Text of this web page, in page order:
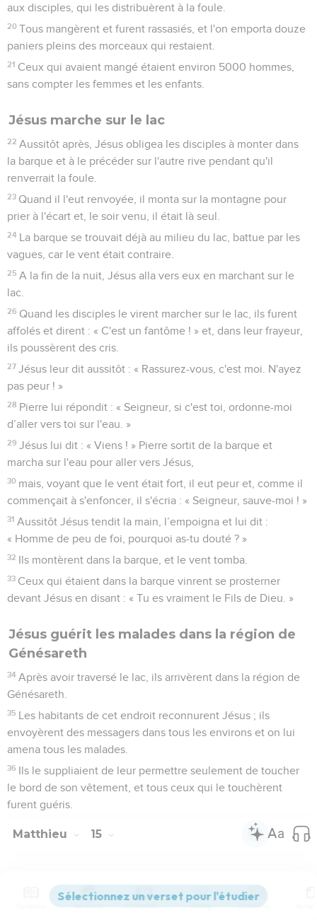
aux disciples, qui les distribuèrent à la foule.
20 Tous mangèrent et furent rassasiés, et l'on emporta douze
paniers pleins des morceaux qui restaient.
21 Ceux qui avaient mangé étaient environ 5000 hommes,
sans compter les femmes et les enfants.
Jésus marche sur le lac
22 Aussitôt après, Jésus obligea les disciples à monter dans
la barque et à le précéder sur l'autre rive pendant qu'il
renverrait la foule.
23 Quand il l'eut renvoyée, il monta sur la montagne pour
prier à l'écart et, le soir venu, il était là seul.
24 La barque se trouvait déjà au milieu du lac, battue par les
vagues, car le vent était contraire.
25 A la fin de la nuit, Jésus alla vers eux en marchant sur le
lac.
26 Quand les disciples le virent marcher sur le lac, ils furent
affolés et dirent : « C'est un fantôme ! » et, dans leur frayeur,
ils poussèrent des cris.
27 Jésus leur dit aussitôt : « Rassurez-vous, c'est moi. N'ayez
pas peur ! »
28 Pierre lui répondit : « Seigneur, si c'est toi, ordonne-moi
d’aller vers toi sur l'eau. »
29 Jésus lui dit : « Viens ! » Pierre sortit de la barque et
marcha sur l'eau pour aller vers Jésus,
30 mais, voyant que le vent était fort, il eut peur et, comme il
commençait à s'enfoncer, il s'écria : « Seigneur, sauve-moi ! »
31 Aussitôt Jésus tendit la main, l’empoigna et lui dit :
« Homme de peu de foi, pourquoi as-tu douté ? »
32 Ils montèrent dans la barque, et le vent tomba.
33 Ceux qui étaient dans la barque vinrent se prosterner
devant Jésus en disant : « Tu es vraiment le Fils de Dieu. »
Jésus guérit les malades dans la région de
Génésareth
34 Après avoir traversé le lac, ils arrivèrent dans la région de
Génésareth.
35 Les habitants de cet endroit reconnurent Jésus ; ils
envoyèrent des messagers dans tous les environs et on lui
amena tous les malades.
36 Ils le suppliaient de leur permettre seulement de toucher
le bord de son vêtement, et tous ceux qui le touchèrent
furent guéris.
Matthieu 15
Les vidéos ne sont pas disponibles aux USA et C anada.
Versions Commentaires Strong